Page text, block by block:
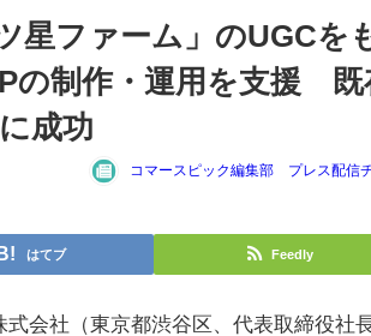
星ファーム」のUGCを
の制作・運用を支援 既
成功
コマースピック編集部 プレス配信
はてブ Feedly
会社（東京都渋谷区、代表取締役社